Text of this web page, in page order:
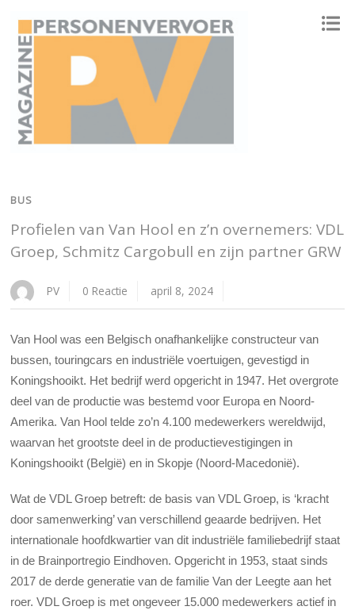
BUS
Profielen van Van Hool en z’n overnemers: VDL
Groep, Schmitz Cargobull en zijn partner GRW
PV 0 Reactie april 8, 2024
Van Hool was een Belgisch onafhankelijke constructeur van
bussen, touringcars en industriële voertuigen, gevestigd in
Koningshooikt. Het bedrijf werd opgericht in 1947. Het overgrote
deel van de productie was bestemd voor Europa en Noord-
Amerika. Van Hool telde zo’n 4.100 medewerkers wereldwijd,
waarvan het grootste deel in de productievestigingen in
Koningshooikt (België) en in Skopje (Noord-Macedonië).
Wat de VDL Groep betreft: de basis van VDL Groep, is ‘kracht
door samenwerking’ van verschillend geaarde bedrijven. Het
internationale hoofdkwartier van dit industriële familiebedrijf staat
in de Brainportregio Eindhoven. Opgericht in 1953, staat sinds
2017 de derde generatie van de familie Van der Leegte aan het
roer. VDL Groep is met ongeveer 15.000 medewerkers actief in